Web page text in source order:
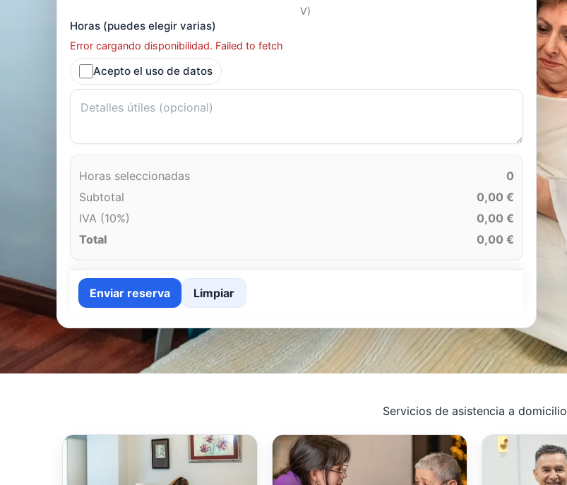
V)
Horas (puedes elegir varias)
Error cargando disponibilidad. Failed to fetch
Acepto el uso de datos
Horas seleccionadas
0
Subtotal
0,00 €
IVA (10%)
0,00 €
Total
0,00 €
Enviar reserva Limpiar
Servicios de asistencia a domicilio